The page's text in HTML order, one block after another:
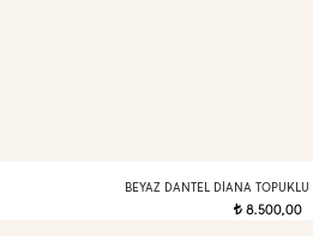
BEYAZ DANTEL DIANA TOPUKLU
t8.500,00